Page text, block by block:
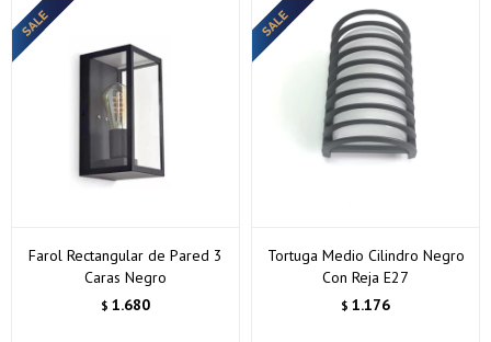
Farol Rectangular de Pared 3
Caras Negro
$ 1.680
Tortuga Medio Cilindro Negro
Con Reja E27
$ 1.176
Comprá ahora y Pagá
* sujeto aprobación crediticia.
Verifica si estás calificado para comprar con Pago